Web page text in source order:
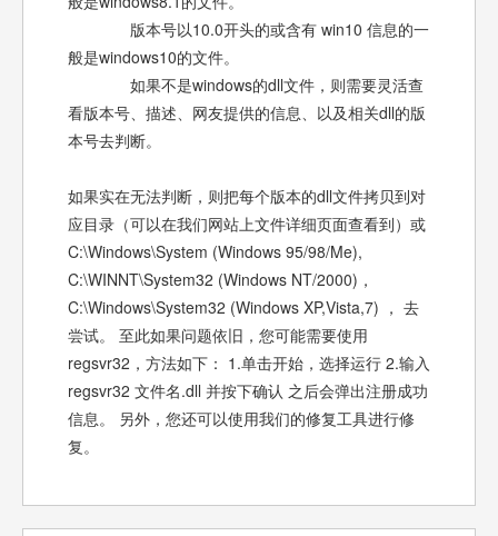
版本号以10.0开头的或含有 win10 信息的一
般是windows10的文件。
如果不是windows的dll文件，则需要灵活查
看版本号、描述、网友提供的信息、以及相关dll的版
本号去判断。
如果实在无法判断，则把每个版本的dll文件拷贝到对
应目录（可以在我们网站上文件详细页面查看到）或
C:\Windows\System (Windows 95/98/Me),
C:\WINNT\System32 (Windows NT/2000)，
C:\Windows\System32 (Windows XP,Vista,7) ， 去
尝试。 至此如果问题依旧，您可能需要使用
regsvr32，方法如下： 1.单击开始，选择运行 2.输入
regsvr32 文件名.dll 并按下确认 之后会弹出注册成功
信息。 另外，您还可以使用我们的修复工具进行修
复。